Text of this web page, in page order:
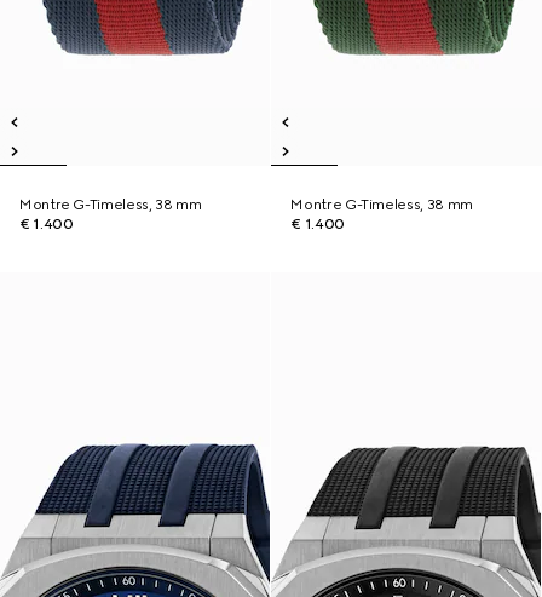
Montre G-Timeless, 38 mm
€ 1.400
Montre G-Timeless, 38 mm
€ 1.400